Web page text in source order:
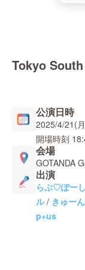
Tokyo South
公演日時
2025/4/21(
開場時刻
会場
GOTANDA
出演
らぶ♡ぽー
ル/ きゅー
p+us